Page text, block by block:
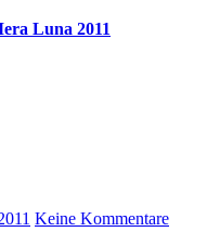
Luna 2011
Keine Kommentare